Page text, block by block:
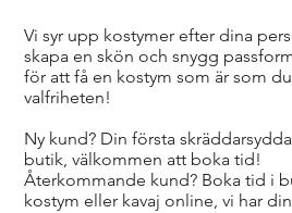
Vi syr upp kostymer efter dina
skapa en skön och snygg
för att få en kostym som är som
valfriheten!
Ny kund? Din första
butik, välkommen att boka tid!
Återkommande kund? Boka tid i
kostym eller kavaj online, vi har